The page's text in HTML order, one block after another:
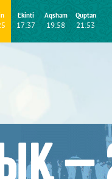
Ekіntі
17:37
Aqsham
19:58
Quptan
21:53